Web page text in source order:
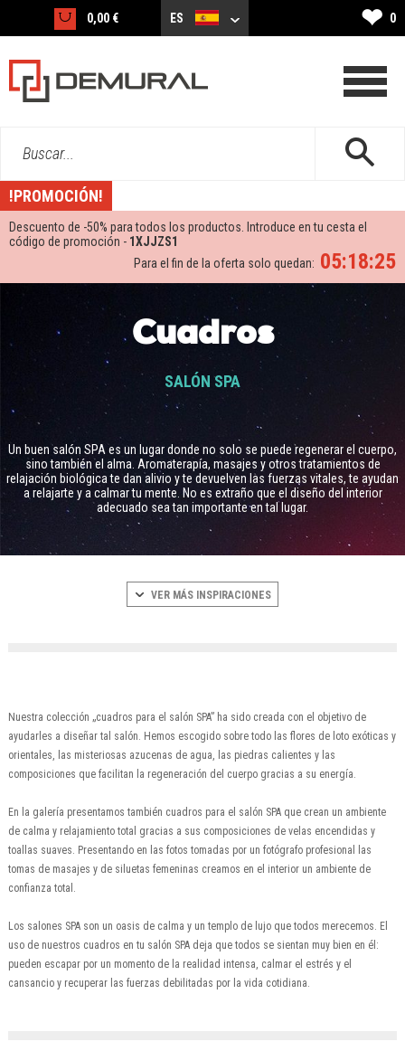
0,00 € ES ❤ 0
Buscar...
!PROMOCIÓN!
Descuento de -50% para todos los productos. Introduce en tu cesta el
código de promoción - 1XJJZS1
05:18:24
Para el fin de la oferta solo quedan:
Cuadros
SALÓN SPA
Un buen salón SPA es un lugar donde no solo se puede regenerar el cuerpo,
sino también el alma. Aromaterapía, masajes y otros tratamientos de
relajación biológica te dan alivio y te devuelven las fuerzas vitales, te ayudan
a relajarte y a calmar tu mente. No es extraño que el diseño del interior
adecuado sea tan importante en tal lugar.
VER MÁS INSPIRACIONES
Nuestra colección „cuadros para el salón SPA” ha sido creada con el objetivo de
ayudarles a diseñar tal salón. Hemos escogido sobre todo las flores de loto exóticas y
orientales, las misteriosas azucenas de agua, las piedras calientes y las
composiciones que facilitan la regeneración del cuerpo gracias a su energía.
En la galería presentamos también cuadros para el salón SPA que crean un ambiente
de calma y relajamiento total gracias a sus composiciones de velas encendidas y
toallas suaves. Presentando en las fotos tomadas por un fotógrafo profesional las
tomas de masajes y de siluetas femeninas creamos en el interior un ambiente de
confianza total.
Los salones SPA son un oasis de calma y un templo de lujo que todos merecemos. El
uso de nuestros cuadros en tu salón SPA deja que todos se sientan muy bien en él:
pueden escapar por un momento de la realidad intensa, calmar el estrés y el
cansancio y recuperar las fuerzas debilitadas por la vida cotidiana.